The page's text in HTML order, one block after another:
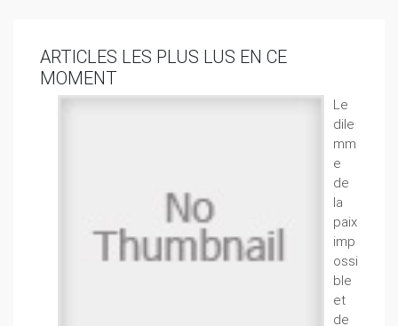
ARTICLES LES PLUS LUS EN CE
MOMENT
Le
dile
mm
e
de
la
paix
imp
ossi
ble
et
de